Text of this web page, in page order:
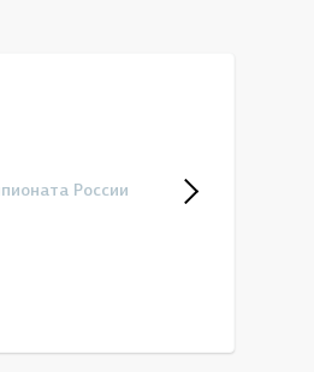
России